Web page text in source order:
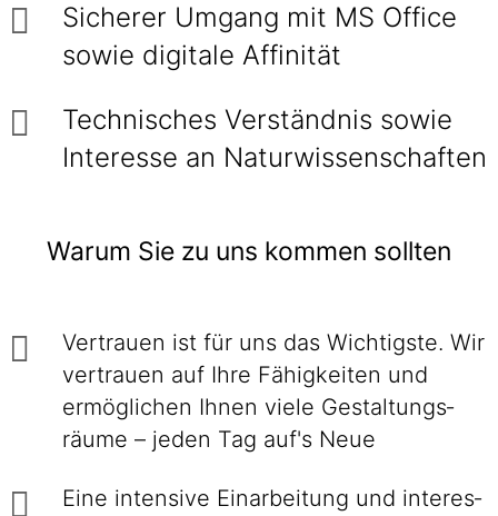
Sicherer Umgang mit MS Office
sowie digitale Affinität
Technisches Verständnis sowie
Interesse an Naturwissenschaften
Warum Sie zu uns kommen sollten
Vertrauen ist für uns das Wichtigste. Wir
ver­trauen auf Ihre Fähig­keiten und
ermög­lichen Ihnen viele Gestaltungs­
räume – jeden Tag auf's Neue
Eine intensive Einarbei­tung und interes­